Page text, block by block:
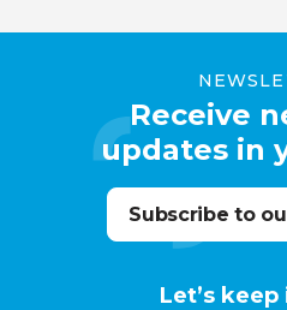
Receive
updates in
Subscribe to
Let’s